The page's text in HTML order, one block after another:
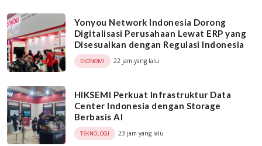
Yonyou Network Indonesia Dorong
Digitalisasi Perusahaan Lewat ERP yang
Disesuaikan dengan Regulasi Indonesia
EKONOMI 22 jam yang lalu
HIKSEMI Perkuat Infrastruktur Data
Center Indonesia dengan Storage
Berbasis AI
TEKNOLOGI 23 jam yang lalu